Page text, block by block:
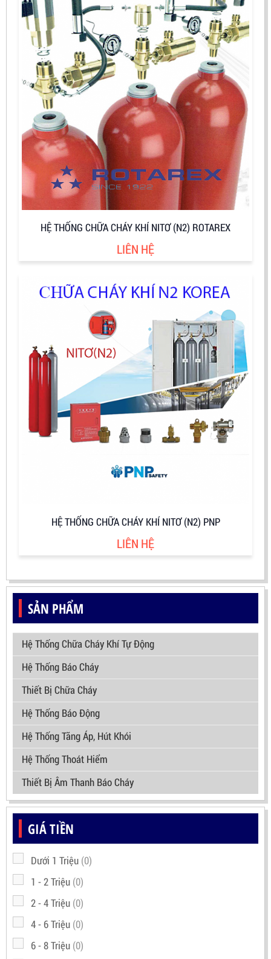
SẢN PHẨM
Hệ Thống Chữa Cháy Khí Tự Động
Hệ Thống Báo Cháy
Thiết Bị Chữa Cháy
Hệ Thống Báo Động
Hệ Thống Tăng Áp, Hút Khói
Hệ Thống Thoát Hiểm
Thiết Bị Âm Thanh Báo Cháy
GIÁ TIỀN
Dưới 1 Triệu (0)
1 - 2 Triệu (0)
2 - 4 Triệu (0)
4 - 6 Triệu (0)
6 - 8 Triệu (0)
HỆ THỐNG CHỮA CHÁY KHÍ NITƠ (N2) ROTAREX
LIÊN HỆ
HỆ THỐNG CHỮA CHÁY KHÍ NITƠ (N2) PNP
LIÊN HỆ